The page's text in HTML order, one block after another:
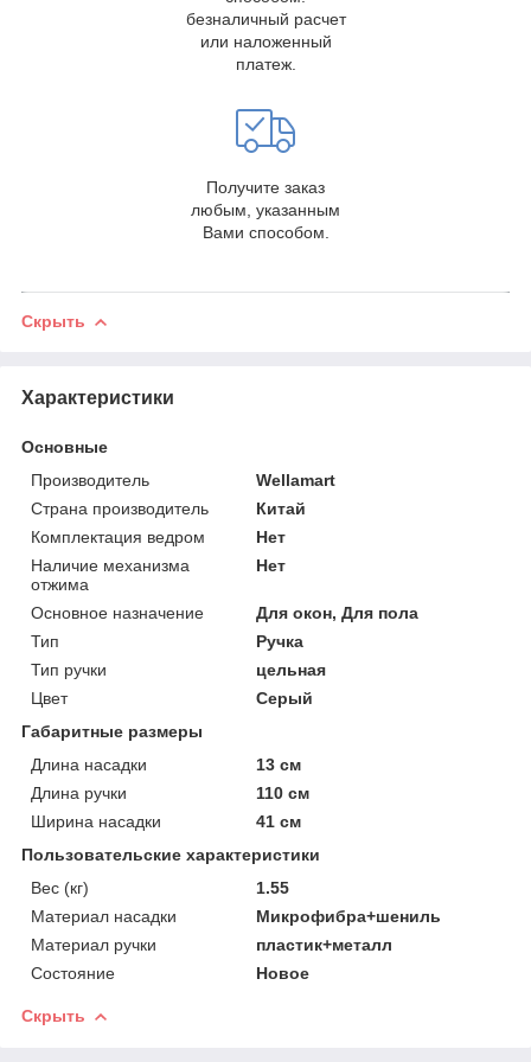
безналичный расчет
или наложенный
платеж.
Получите заказ
любым, указанным
Вами способом.
Скрыть
Характеристики
Основные
Производитель
Wellamart
Страна производитель
Китай
Комплектация ведром
Нет
Наличие механизма
отжима
Нет
Основное назначение
Для окон, Для пола
Тип
Ручка
Тип ручки
цельная
Цвет
Серый
Габаритные размеры
Длина насадки
13 см
Длина ручки
110 см
Ширина насадки
41 см
Пользовательские характеристики
Вес (кг)
1.55
Материал насадки
Микрофибра+шениль
Материал ручки
пластик+металл
Состояние
Новое
Скрыть